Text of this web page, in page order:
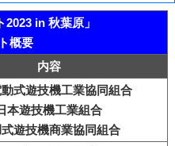
2023 in 秋葉原」
概要
内容
動式遊技機工業協同組合
本遊技機工業組合
式遊技機商業協同組合